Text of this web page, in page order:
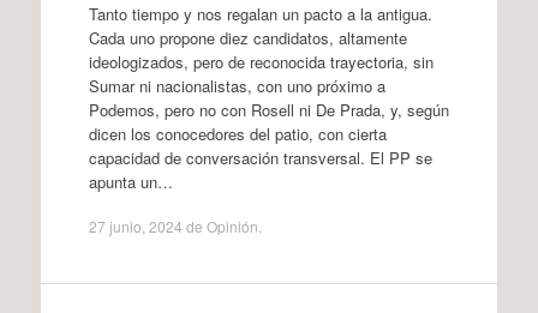
Tanto tiempo y nos regalan un pacto a la antigua.
Cada uno propone diez candidatos, altamente
ideologizados, pero de reconocida trayectoria, sin
Sumar ni nacionalistas, con uno próximo a
Podemos, pero no con Rosell ni De Prada, y, según
dicen los conocedores del patio, con cierta
capacidad de conversación transversal. El PP se
apunta un…
27 junio, 2024 de Opinión